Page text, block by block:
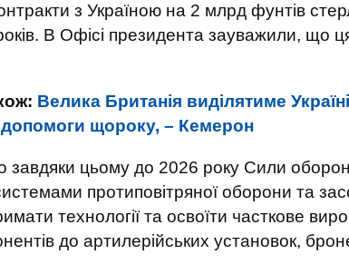
з Україною на 2 млрд фунтів
В Офісі президента зауважили, що
Велика Британія виділятиме
допомоги щороку, – Кемерон
завдяки цьому до 2026 року Сили
протиповітряної оборони та
технології та освоїти часткове
до артилерійських установок,